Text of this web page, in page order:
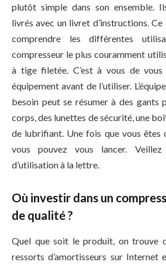
plutôt simple dans son ensemble.
livrés avec un livret d’instructions.
comprendre les différentes
compresseur le plus couramment
à tige filetée. C’est à vous de
équipement avant de l’utiliser.
besoin peut se résumer à des gants
corps, des lunettes de sécurité, une
de lubrifiant. Une fois que vous êtes
vous pouvez vous lancer.
d’utilisation à la lettre.
Où investir dans un
de qualité ?
Quel que soit le produit, on trouve
ressorts d’amortisseurs sur Internet